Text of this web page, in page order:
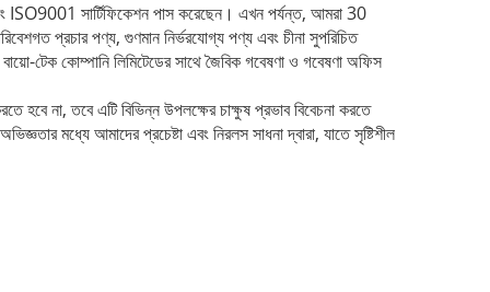
সার্টিফিকেশন পাস করেছেন। এখন পর্যন্ত, আমরা 30
প্রচার পণ্য, গুণমান নির্ভরযোগ্য পণ্য এবং চীনা সুপরিচিত
টেক কোম্পানি লিমিটেডের সাথে জৈবিক গবেষণা ও গবেষণা অফিস
হবে না, তবে এটি বিভিন্ন উপলক্ষের চাক্ষুষ প্রভাব বিবেচনা করতে
মধ্যে আমাদের প্রচেষ্টা এবং নিরলস সাধনা দ্বারা, যাতে সৃষ্টিশীল